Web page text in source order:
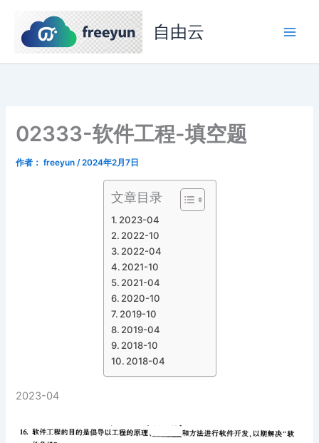
自由云
02333-软件工程-填空题
作者： freeyun/2024年2月7日
文章目录
2023-04
2022-10
2022-04
2021-10
2021-04
2020-10
2019-10
2019-04
2018-10
2018-04
2023-04